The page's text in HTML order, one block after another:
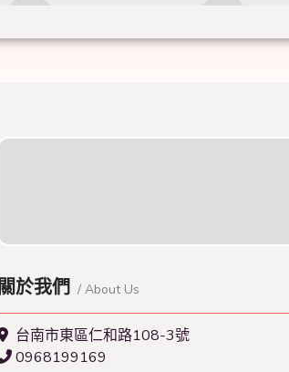
關於我們 / About Us
台南市東區仁和路108-3號
0968199169